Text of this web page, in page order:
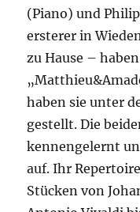
(Piano) und
ersterer in
zu Hause –
haben sie unter
gestellt. Die
kennengelernt
auf. Ihr
Stücken von